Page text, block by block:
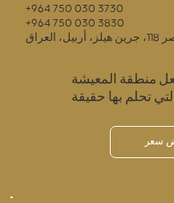
تجربة البيلاتيس من
حيث الأناقة والراحة.
استوديو كور بيلاتيس
+964 750 030 3730
+964 750 030 3830
العراق
منطقة المعيشة
التي تحلم بها حقيقة
سعر